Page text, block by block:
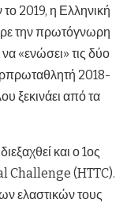
2019, η Ελληνική
την πρωτόγνωρη
«ενώσει» τις δύο
2018-
ξεκινάει από τα
και ο 1ος
Challenge (HTTC).
ελαστικών τους